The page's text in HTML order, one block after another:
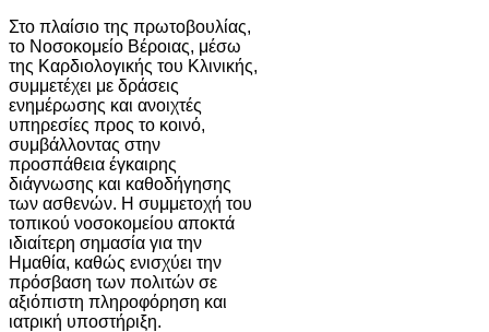
Στο πλαίσιο της πρωτοβουλίας,
το Νοσοκομείο Βέροιας, μέσω
της Καρδιολογικής του Κλινικής,
συμμετέχει με δράσεις
ενημέρωσης και ανοιχτές
υπηρεσίες προς το κοινό,
συμβάλλοντας στην
προσπάθεια έγκαιρης
διάγνωσης και καθοδήγησης
των ασθενών. Η συμμετοχή του
τοπικού νοσοκομείου αποκτά
ιδιαίτερη σημασία για την
Ημαθία, καθώς ενισχύει την
πρόσβαση των πολιτών σε
αξιόπιστη πληροφόρηση και
ιατρική υποστήριξη.